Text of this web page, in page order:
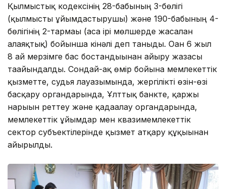
Қылмыстық кодексінің 28-бабының 3-бөлігі
(қылмысты ұйымдастырушы) және 190-бабының 4-
бөлігінің 2-тармағы (аса ірі мөлшерде жасалған
алаяқтық) бойынша кінәлі деп таныды. Оған 6 жыл
8 ай мерзімге бас бостандығынан айыру жазасы
тағайындалды. Сондай-ақ өмір бойына мемлекеттік
қызметте, судья лауазымында, жергілікті өзін-өзі
басқару органдарында, Ұлттық банкте, қаржы
нарығын реттеу және қадағалау органдарында,
мемлекеттік ұйымдар мен квазимемлекеттік
сектор субъектілерінде қызмет атқару құқығынан
айырылды.